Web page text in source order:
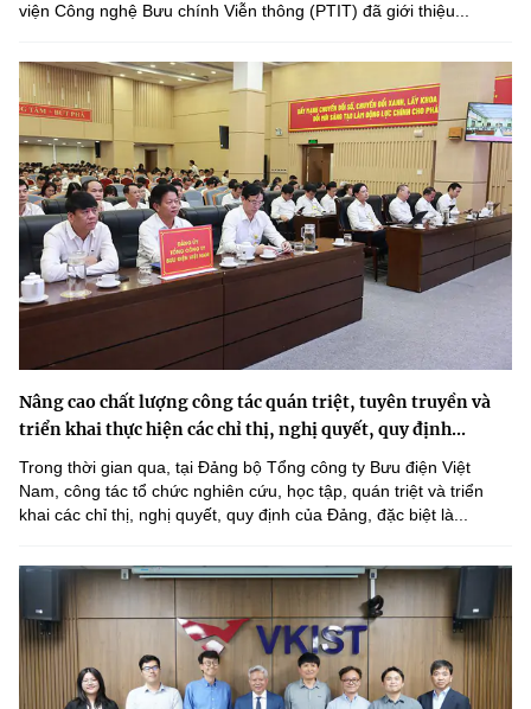
viện Công nghệ Bưu chính Viễn thông (PTIT) đã giới thiệu...
Nâng cao chất lượng công tác quán triệt, tuyên truyền và
triển khai thực hiện các chỉ thị, nghị quyết, quy định...
Trong thời gian qua, tại Đảng bộ Tổng công ty Bưu điện Việt
Nam, công tác tổ chức nghiên cứu, học tập, quán triệt và triển
khai các chỉ thị, nghị quyết, quy định của Đảng, đặc biệt là...